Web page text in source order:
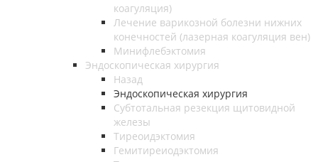
коагуляция)
Лечение варикозной болезни нижних
конечностей (лазерная коагуляция вен)
Минифлебэктомия
Эндоскопическая хирургия
Назад
Эндоскопическая хирургия
Субтотальная резекция щитовидной
железы
Тиреоидэктомия
Гемитиреиодэктомия